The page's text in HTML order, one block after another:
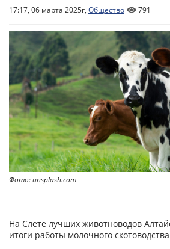
17:17, 06 марта 2025г, Общество 791
Фото: unsplash.com
На Слете лучших животноводов
итоги работы молочного